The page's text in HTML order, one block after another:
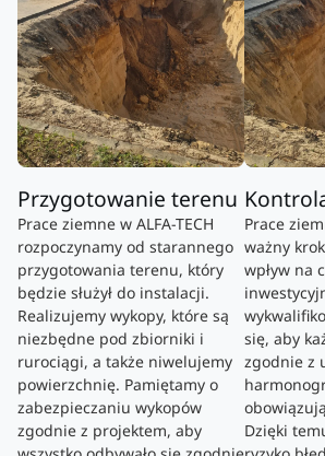
Przygotowanie terenu
Prace ziemne w ALFA-TECH
rozpoczynamy od starannego
przygotowania terenu, który
będzie służył do instalacji.
Realizujemy wykopy, które są
niezbędne pod zbiorniki i
rurociągi, a także niwelujemy
powierzchnię. Pamiętamy o
zabezpieczaniu wykopów
zgodnie z projektem, aby
Prace
ważny
wpływ na
się, aby
zgodnie z
Dzięki